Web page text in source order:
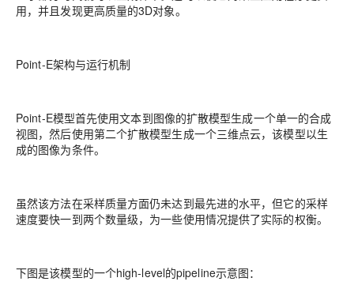
用，并且发现更高质量的3D对象。
Point-E架构与运行机制
Point-E模型首先使用文本到图像的扩散模型生成一个单一的合成
视图，然后使用第二个扩散模型生成一个三维点云，该模型以生
成的图像为条件。
虽然该方法在采样质量方面仍未达到最先进的水平，但它的采样
速度要快一到两个数量级，为一些使用情况提供了实际的权衡。
下图是该模型的一个high-level的pipeline示意图：